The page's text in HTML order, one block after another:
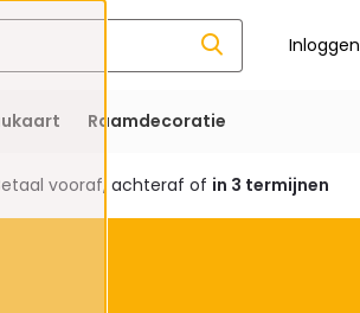
Inloggen
Raamdecoratie
vooraf, achteraf of in 3 termijnen